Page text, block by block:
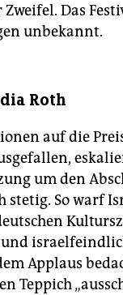
Das
unbekannt.
Roth
auf die
um den
stetig. So warf
Applaus
Teppich